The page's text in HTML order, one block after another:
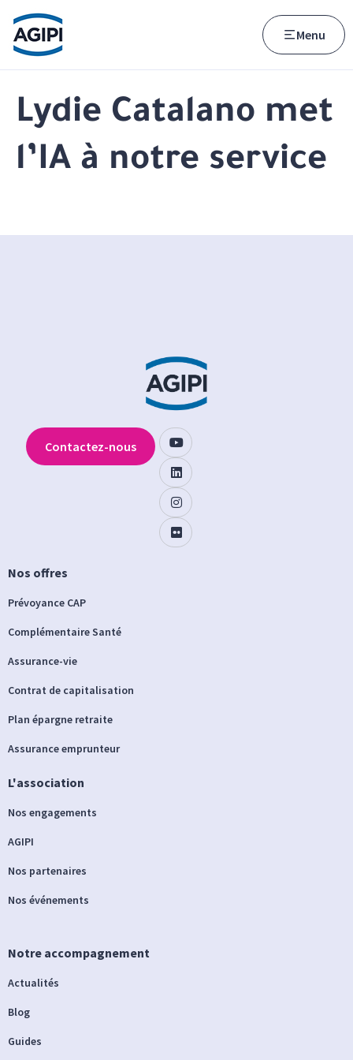
Accès au menu
Accès au contenu principal
Menu
Lydie Catalano met
l’IA à notre service
Nos offres
Prévoyance CAP
Complémentaire Santé
Assurance-vie
Contrat de capitalisation
Plan épargne retraite
Assurance emprunteur
L'association
Nos engagements
AGIPI
Nos partenaires
Nos événements
Notre accompagnement
Actualités
Blog
Guides
Contactez-nous